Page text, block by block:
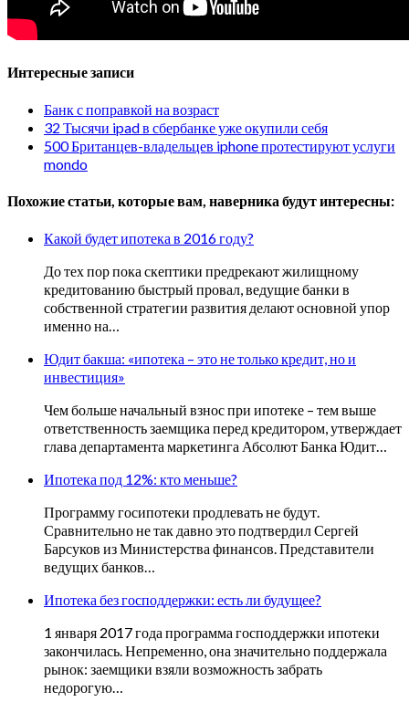
Интересные записи
Банк с поправкой на возраст
32 Тысячи ipad в сбербанке уже окупили себя
500 Британцев-владельцев iphone протестируют услуги
mondo
Похожие статьи, которые вам, наверника будут интересны:
Какой будет ипотека в 2016 году?
До тех пор пока скептики предрекают жилищному
кредитованию быстрый провал, ведущие банки в
собственной стратегии развития делают основной упор
именно на…
Юдит бакша: «ипотека – это не только кредит, но и
инвестиция»
Чем больше начальный взнос при ипотеке – тем выше
ответственность заемщика перед кредитором, утверждает
глава департамента маркетинга Абсолют Банка Юдит…
Ипотека под 12%: кто меньше?
Программу госипотеки продлевать не будут.
Сравнительно не так давно это подтвердил Сергей
Барсуков из Министерства финансов. Представители
ведущих банков…
Ипотека без господдержки: есть ли будущее?
1 января 2017 года программа господдержки ипотеки
закончилась. Непременно, она значительно поддержала
рынок: заемщики взяли возможность забрать
недорогую…